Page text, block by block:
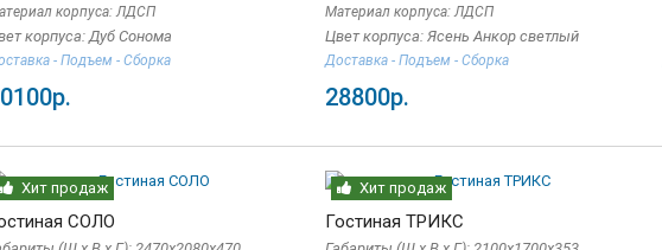
корпуса: ЛДСП
корпуса: Дуб Сонома
- Подъем - Сборка
Материал корпуса: ЛДСП
Цвет корпуса: Ясень Анкор светлый
Доставка - Подъем - Сборка
28800р.
Хит продаж
СОЛО
Хит продаж
Гостиная ТРИКС